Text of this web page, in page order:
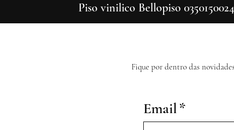
Piso vinilico Bellopiso
Email*
Fique por dentro das